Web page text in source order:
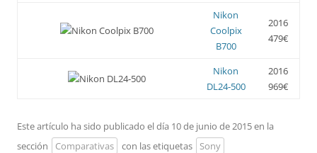
Nikon
Coolpix
B700
2016
479€
Nikon
DL24-500
2016
969€
Este artículo ha sido publicado el día 10 de junio de 2015 en la
sección
Comparativas con las etiquetas
Sony